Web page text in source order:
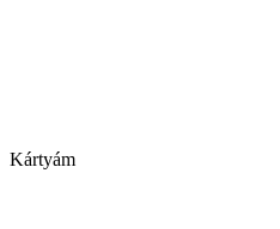
Kártyám